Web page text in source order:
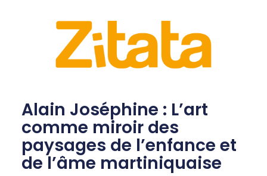
Alain Joséphine : L’art
comme miroir des
paysages de l’enfance et
de l’âme martiniquaise